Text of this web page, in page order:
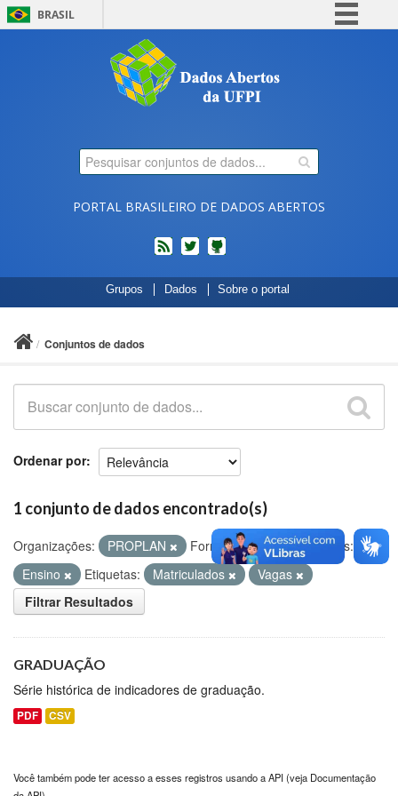
BRASIL
Comunica BR
Participe
Legislação
PORTAL BRASILEIRO DE DADOS ABERTOS
feed twitterCódigos
fonte
de
no
Grupos Dados Sobre o portal
Conjuntos de dados
Ordenar por
1 conjunto de dados encontrado(s)
Organizações: PROPLAN Formatos: CSV
Grupos:
Ensino
Etiquetas: Matriculados
Vagas
Filtrar Resultados
GRADUAÇÃO
Série histórica de indicadores de graduação.
PDF CSV
Você também pode ter acesso a esses registros usando aAPI(veja Documentação